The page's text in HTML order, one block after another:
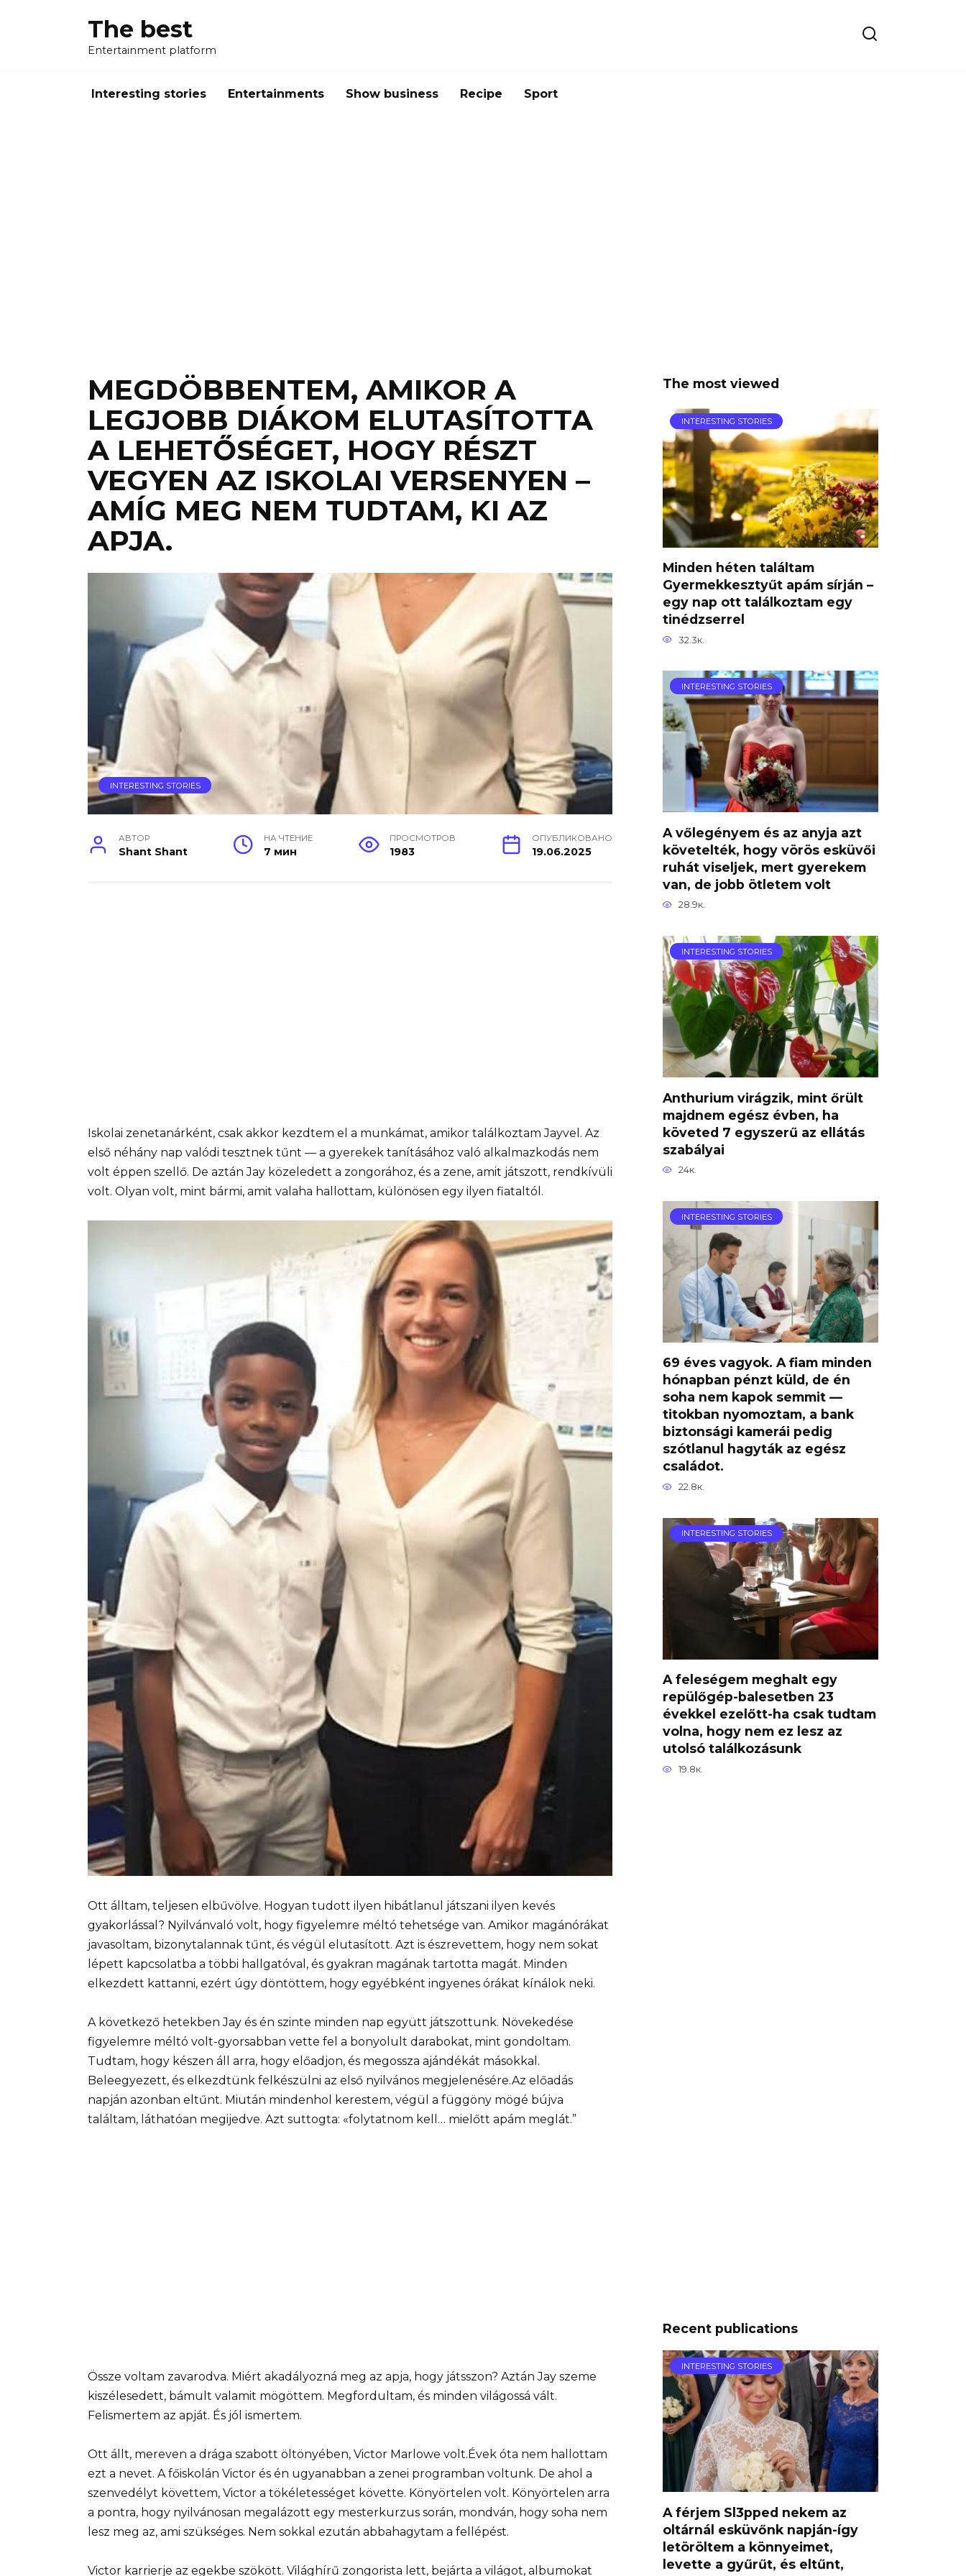
The best
Entertainment platform
Interesting stories Entertainments Show business Recipe Sport
MEGDÖBBENTEM, AMIKOR A
LEGJOBB DIÁKOM ELUTASÍTOTTA
A LEHETŐSÉGET, HOGY RÉSZT
VEGYEN AZ ISKOLAI VERSENYEN –
AMÍG MEG NEM TUDTAM, KI AZ
APJA.
INTERESTING STORIES
АВТОР
Shant Shant
НА ЧТЕНИЕ
7 мин
ПРОСМОТРОВ
1983
ОПУБЛИКОВАНО
19.06.2025
Iskolai zenetanárként, csak akkor kezdtem el a munkámat, amikor találkoztam Jayvel. Az
első néhány nap valódi tesztnek tűnt — a gyerekek tanításához való alkalmazkodás nem
volt éppen szellő. De aztán Jay közeledett a zongorához, és a zene, amit játszott, rendkívüli
volt. Olyan volt, mint bármi, amit valaha hallottam, különösen egy ilyen fiataltól.
Ott álltam, teljesen elbűvölve. Hogyan tudott ilyen hibátlanul játszani ilyen kevés
gyakorlással? Nyilvánvaló volt, hogy figyelemre méltó tehetsége van. Amikor magánórákat
javasoltam, bizonytalannak tűnt, és végül elutasított. Azt is észrevettem, hogy nem sokat
lépett kapcsolatba a többi hallgatóval, és gyakran magának tartotta magát. Minden
elkezdett kattanni, ezért úgy döntöttem, hogy egyébként ingyenes órákat kínálok neki.
A következő hetekben Jay és én szinte minden nap együtt játszottunk. Növekedése
figyelemre méltó volt-gyorsabban vette fel a bonyolult darabokat, mint gondoltam.
Tudtam, hogy készen áll arra, hogy előadjon, és megossza ajándékát másokkal.
Beleegyezett, és elkezdtünk felkészülni az első nyilvános megjelenésére.Az előadás
napján azonban eltűnt. Miután mindenhol kerestem, végül a függöny mögé bújva
találtam, láthatóan megijedve. Azt suttogta: «folytatnom kell… mielőtt apám meglát.”
Össze voltam zavarodva. Miért akadályozná meg az apja, hogy játsszon? Aztán Jay szeme
kiszélesedett, bámult valamit mögöttem. Megfordultam, és minden világossá vált.
Felismertem az apját. És jól ismertem.
Ott állt, mereven a drága szabott öltönyében, Victor Marlowe volt.Évek óta nem hallottam
ezt a nevet. A főiskolán Victor és én ugyanabban a zenei programban voltunk. De ahol a
szenvedélyt követtem, Victor a tökéletességet követte. Könyörtelen volt. Könyörtelen arra
a pontra, hogy nyilvánosan megalázott egy mesterkurzus során, mondván, hogy soha nem
lesz meg az, ami szükséges. Nem sokkal ezután abbahagytam a fellépést.
Victor karrierje az egekbe szökött. Világhírű zongorista lett, bejárta a világot, albumokat
The most viewed
INTERESTING STORIES
Minden héten találtam
Gyermekkesztyűt apám sírján –
egy nap ott találkoztam egy
tinédzserrel
32.3к.
INTERESTING STORIES
A vőlegényem és az anyja azt
követelték, hogy vörös esküvői
ruhát viseljek, mert gyerekem
van, de jobb ötletem volt
28.9к.
INTERESTING STORIES
Anthurium virágzik, mint őrült
majdnem egész évben, ha
követed 7 egyszerű az ellátás
szabályai
24к.
INTERESTING STORIES
69 éves vagyok. A fiam minden
hónapban pénzt küld, de én
soha nem kapok semmit —
titokban nyomoztam, a bank
biztonsági kamerái pedig
szótlanul hagyták az egész
családot.
22.8к.
INTERESTING STORIES
A feleségem meghalt egy
repülőgép-balesetben 23
évekkel ezelőtt-ha csak tudtam
volna, hogy nem ez lesz az
utolsó találkozásunk
19.8к.
Recent publications
INTERESTING STORIES
A férjem Sl3pped nekem az
oltárnál esküvőnk napján-így
letöröltem a könnyeimet,
levette a gyűrűt, és eltűnt,